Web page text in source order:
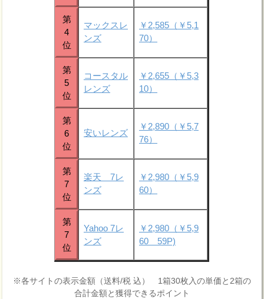
第
4
位
マックスレ
ンズ
￥2,585（￥5,1
70）
第
5
位
コースタル
レンズ
￥2,655（￥5,3
10）
第
6
位
安いレンズ
￥2,890（￥5,7
76）
第
7
位
楽天 7レ
ンズ
￥2,980（￥5,9
60）
第
7
位
Yahoo 7レ
ンズ
￥2,980（￥5,9
60 59P)
※各サイトの表示金額（送料/税 込） 1箱30枚入の単価と2箱の
合計金額と獲得できるポイント